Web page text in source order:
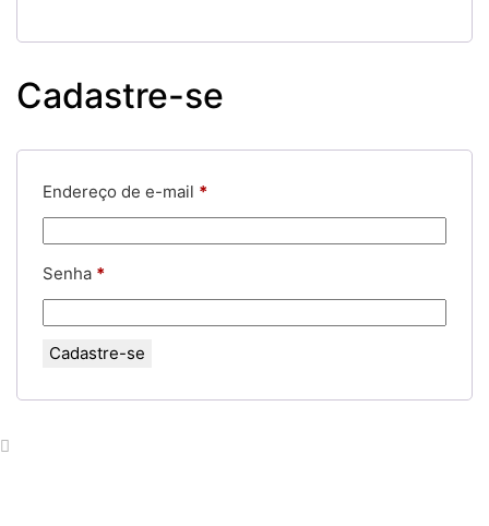
Cadastre-se
Endereço de e-mail *
Senha *
Cadastre-se